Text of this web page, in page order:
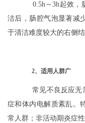
0.5h～3h起效
洁后，肠腔气泡显著减
于清洁难度较大的右侧
2、适用人群广
常见不良反应无
症和体内电解质紊乱。
常人群；非活动期炎症性